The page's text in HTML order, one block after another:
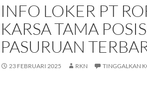
INFO LOKER PT
KARSA TAMA
PASURUAN
23 FEBRUARI 2025 RKN TINGGALKAN